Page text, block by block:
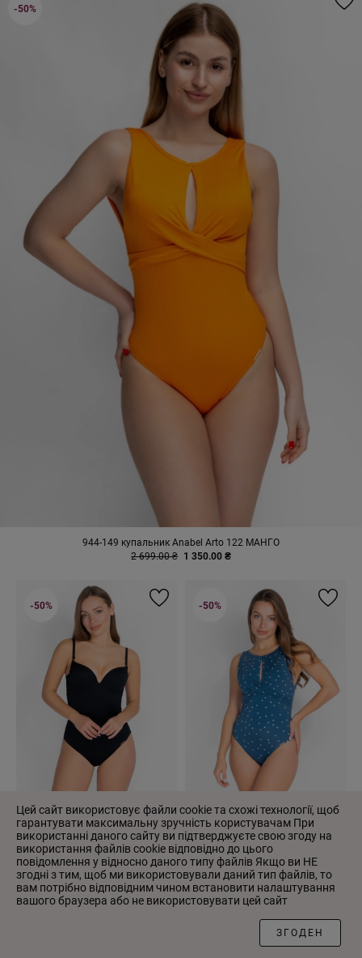
944-149 купальник Anabel Arto 122 МАНГО
2 699.00 ₴ 1 350.00 ₴
-50%
944-108 купальник Anabel Arto
01 ЧОРНИЙ
2 753.00 ₴
1 377.00 ₴
-50%
942-149-1 купальник AA 991
СИНІЙ
2 897.00 ₴ 1 449.00 ₴
-50%
ФІЛЬТР
Цей сайт використовує файли cookie та схожі технології, щоб
гарантувати максимальну зручність користувачам При
використанні даного сайту ви підтверджуєте свою згоду на
використання файлів cookie відповідно до цього
повідомлення у відносно даного типу файлів Якщо ви НЕ
згодні з тим, щоб ми використовували даний тип файлів, то
вам потрібно відповідним чином встановити налаштування
вашого браузера або не використовувати цей сайт
ЗГОДЕН